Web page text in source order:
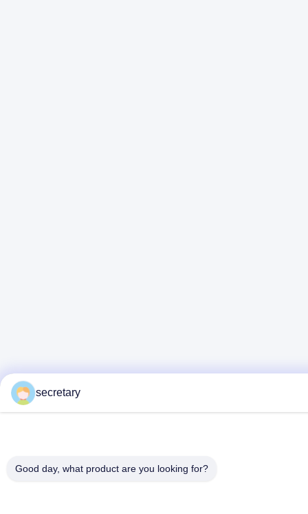
secretary
Good day, what product are you looking for?